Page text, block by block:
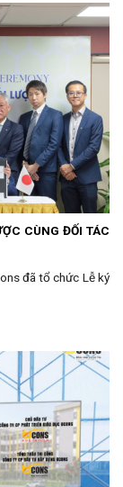
CÙNG ĐỐI TÁC
đã tổ chức Lễ ký